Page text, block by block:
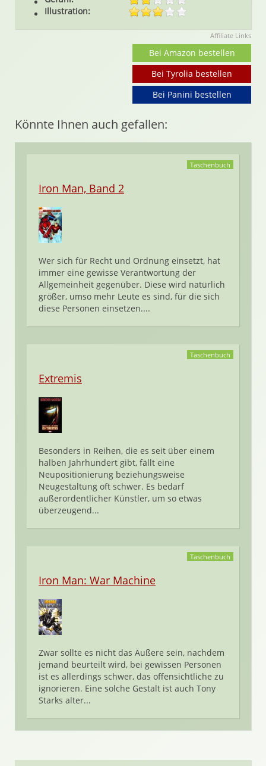
Illustration:
Affiliate Links
Bei Amazon bestellen
Bei Tyrolia bestellen
Bei Panini bestellen
Könnte Ihnen auch gefallen:
Taschenbuch
Iron Man, Band 2
Wer sich für Recht und Ordnung einsetzt, hat
immer eine gewisse Verantwortung der
Allgemeinheit gegenüber. Diese wird natürlich
größer, umso mehr Leute es sind, für die sich
diese Personen einsetzen....
Taschenbuch
Extremis
Besonders in Reihen, die es seit über einem
halben Jahrhundert gibt, fällt eine
Neupositionierung beziehungsweise
Neugestaltung oft schwer. Es bedarf
außerordentlicher Künstler, um so etwas
überzeugend...
Taschenbuch
Iron Man: War Machine
Zwar sollte es nicht das Äußere sein, nachdem
jemand beurteilt wird, bei gewissen Personen
ist es allerdings schwer, das offensichtliche zu
ignorieren. Eine solche Gestalt ist auch Tony
Starks alter...